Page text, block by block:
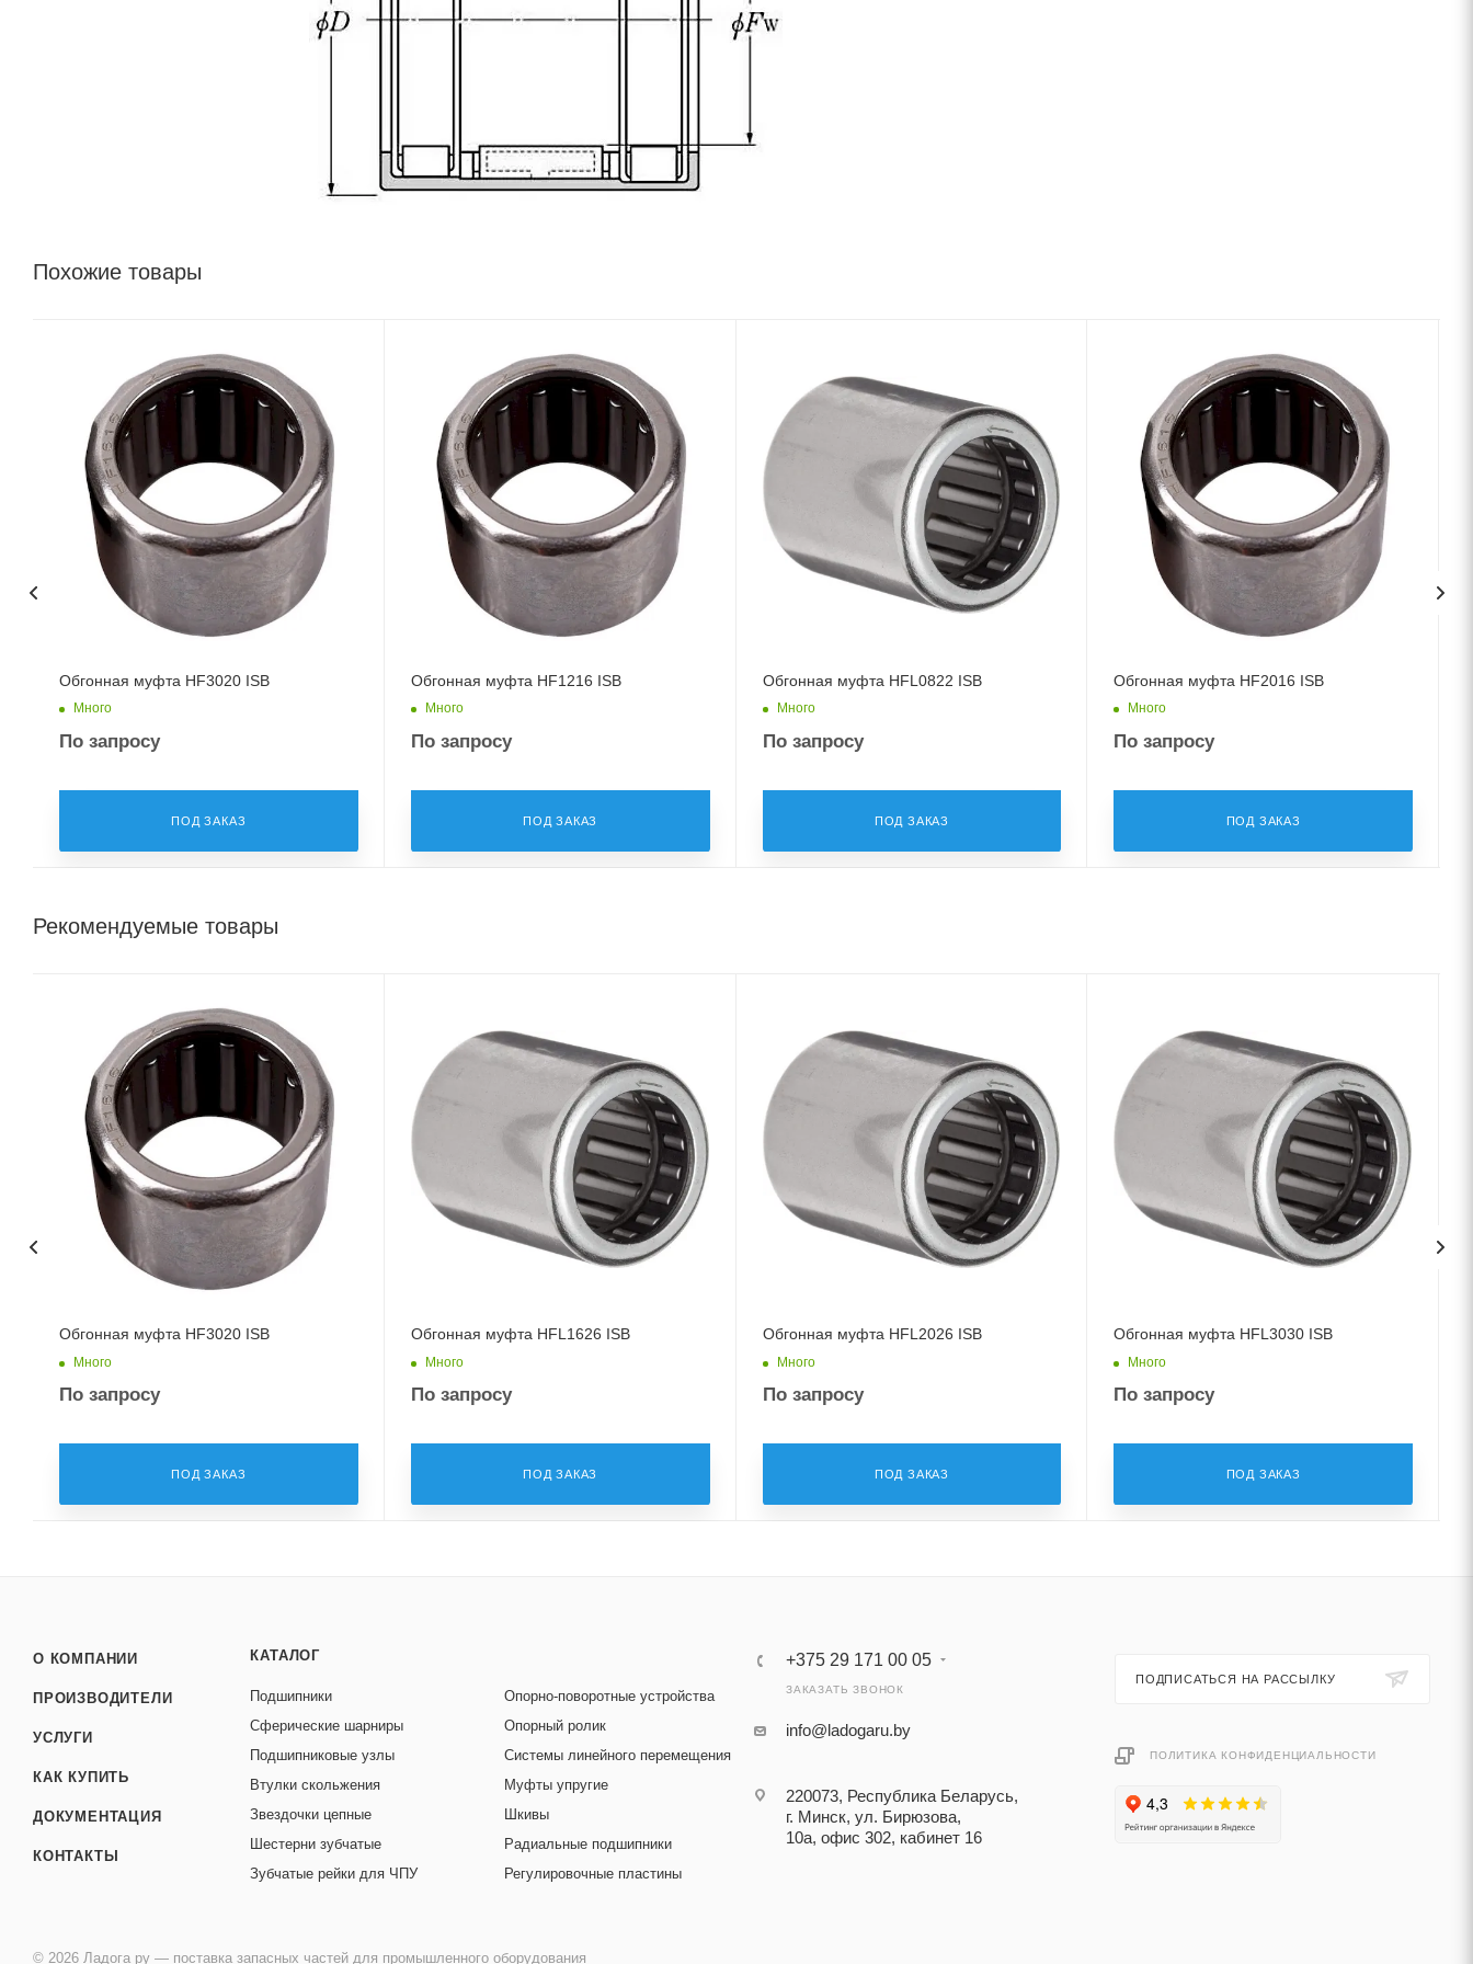
Похожие товары
Обгонная муфта HF3020 ISB
Много
По запросу
ПОД ЗАКАЗ
Обгонная муфта HF1216 ISB
Много
По запросу
ПОД ЗАКАЗ
Обгонная муфта HFL0822 ISB
Много
По запросу
ПОД ЗАКАЗ
Обгонная муфта HF2016 ISB
Много
По запросу
ПОД ЗАКАЗ
Рекомендуемые товары
Обгонная муфта HF3020 ISB
Много
По запросу
ПОД ЗАКАЗ
Обгонная муфта HFL1626 ISB
Много
По запросу
ПОД ЗАКАЗ
Обгонная муфта HFL2026 ISB
Много
По запросу
ПОД ЗАКАЗ
Обгонная муфта HFL3030 ISB
Много
По запросу
ПОД ЗАКАЗ
О КОМПАНИИ
ПРОИЗВОДИТЕЛИ
УСЛУГИ
КАК КУПИТЬ
ДОКУМЕНТАЦИЯ
КОНТАКТЫ
КАТАЛОГ
Подшипники
Сферические шарниры
Подшипниковые узлы
Втулки скольжения
Звездочки цепные
Шестерни зубчатые
Зубчатые рейки для ЧПУ
Опорно-поворотные устройства
Опорный ролик
Системы линейного перемещения
Муфты упругие
Шкивы
Радиальные подшипники
Регулировочные пластины
+375 29 171 00 05
ЗАКАЗАТЬ ЗВОНОК
info@ladogaru.by
220073, Республика Беларусь,
г. Минск, ул. Бирюзова,
10а, офис 302, кабинет 16
ПОДПИСАТЬСЯ НА РАССЫЛКУ
ПОЛИТИКА КОНФИДЕНЦИАЛЬНОСТИ
© 2026 Ладога ру — поставка запасных частей для промышленного оборудования